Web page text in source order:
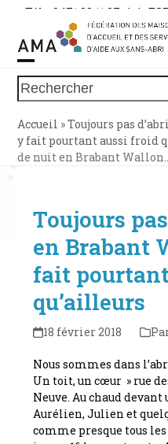
Skip
content
Tél. : 0471 38 11 37 | |
Rechercher
Open
mobile
menu
Close
mobile
menu
Accueil »Toujours pas
y fait pourtant aussi froid
de nuit en Brabant
Toujours
en Brabant
fait
qu’ailleurs
18 février 2018
Nous sommes dans
Un toit, un cœur » rue
Neuve. Au chaud devant
Aurélien, Julien et
comme presque tous